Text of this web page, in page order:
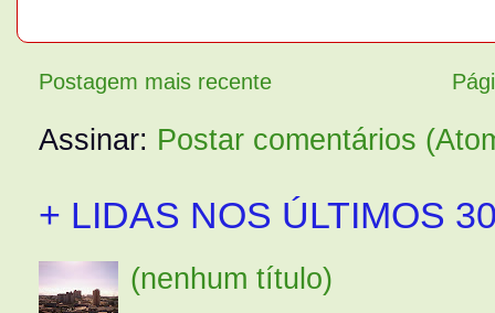
Postagem mais recente
Assinar: Postar comentários
+ LIDAS NOS ÚLTIMOS
(nenhum título)